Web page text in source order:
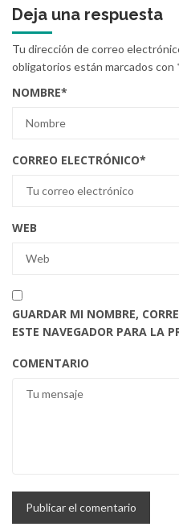
Deja una respuesta
Tu dirección de correo
obligatorios están marcados con
NOMBRE*
CORREO ELECTRÓNICO*
WEB
GUARDAR MI NOMBRE,
ESTE NAVEGADOR PARA LA
COMENTARIO